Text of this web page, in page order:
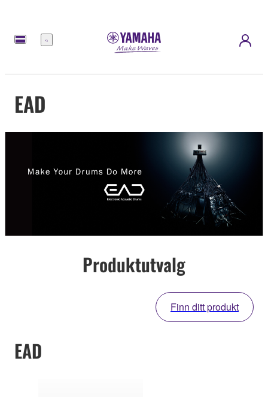
Meny
EAD
Produktutvalg
Finn ditt produkt
EAD